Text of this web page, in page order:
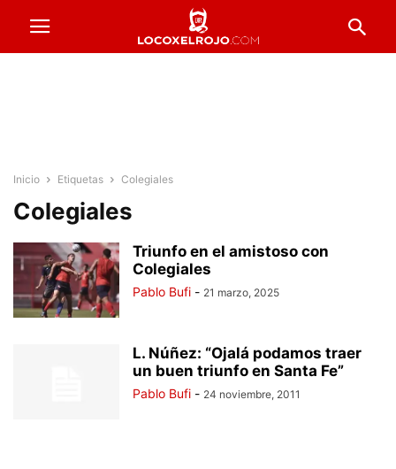
Inicio Etiquetas Colegiales
Colegiales
Triunfo en el amistoso con
Colegiales
Pablo Bufi - 21 marzo, 2025
L. Núñez: “Ojalá podamos traer
un buen triunfo en Santa Fe”
Pablo Bufi - 24 noviembre, 2011